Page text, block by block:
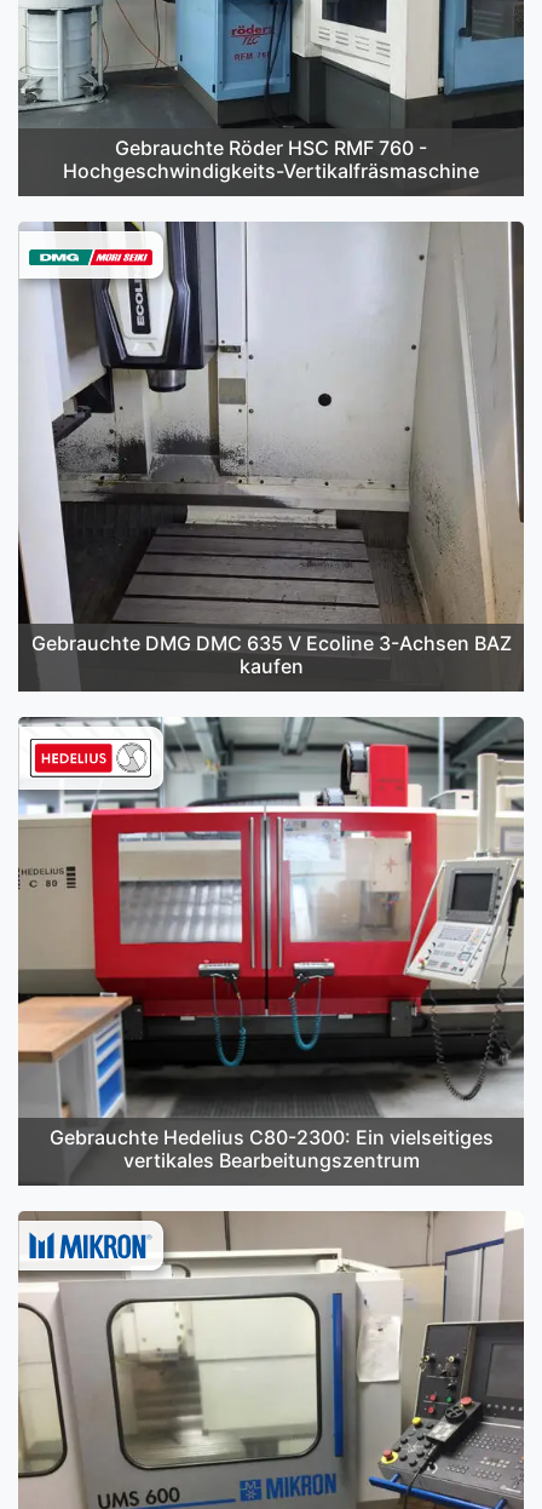
Gebrauchte Röder HSC RMF 760 -
Hochgeschwindigkeits-Vertikalfräsmaschine
Gebrauchte DMG DMC 635 V Ecoline 3-Achsen BAZ
kaufen
Gebrauchte Hedelius C80-2300: Ein vielseitiges
vertikales Bearbeitungszentrum